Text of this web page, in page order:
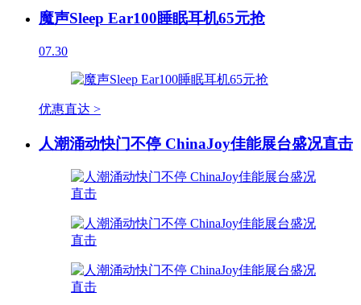
魔声Sleep Ear100睡眠耳机65元抢
07.30
优惠直达 >
人潮涌动快门不停 ChinaJoy佳能展台盛况直击